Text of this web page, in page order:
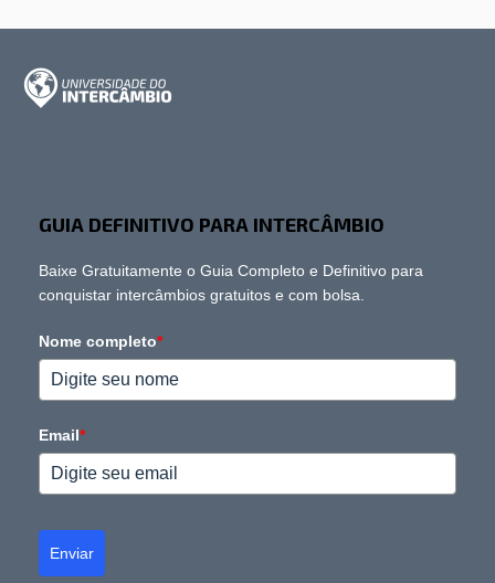
GUIA DEFINITIVO PARA INTERCÂMBIO
Baixe Gratuitamente o Guia Completo e Definitivo para
conquistar intercâmbios gratuitos e com bolsa.
Nome completo*
Email*
Enviar